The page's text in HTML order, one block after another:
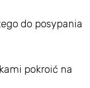
do posypania
pokroić na